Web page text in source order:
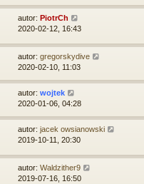
autor: PiotrCh
2020-02-12, 16:43
autor: gregorskydive
2020-02-10, 11:03
autor: wojtek
2020-01-06, 04:28
autor: jacek owsianowski
2019-10-11, 20:30
autor: Waldzither9
2019-07-16, 16:50